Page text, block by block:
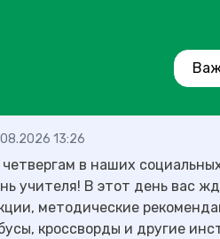
13:26
четвергам в наших
В этот день вас ждут только
методические
кроссворды и другие